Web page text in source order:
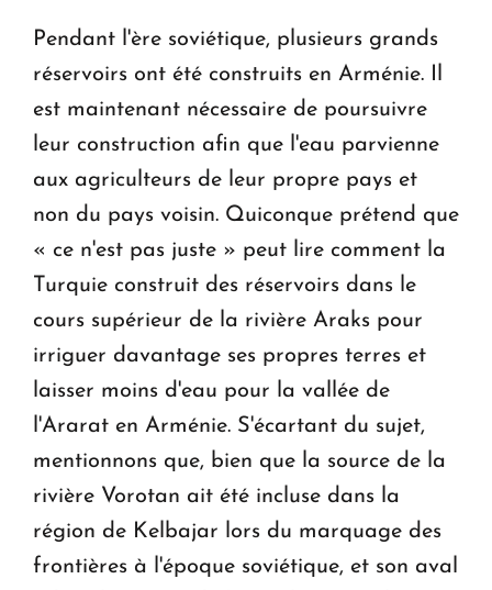
Pendant l'ère soviétique, plusieurs grands
réservoirs ont été construits en Arménie. Il
est maintenant nécessaire de poursuivre
leur construction afin que l'eau parvienne
aux agriculteurs de leur propre pays et
non du pays voisin. Quiconque prétend que
« ce n'est pas juste » peut lire comment la
Turquie construit des réservoirs dans le
cours supérieur de la rivière Araks pour
irriguer davantage ses propres terres et
laisser moins d'eau pour la vallée de
l'Ararat en Arménie. S'écartant du sujet,
mentionnons que, bien que la source de la
rivière Vorotan ait été incluse dans la
région de Kelbajar lors du marquage des
frontières à l'époque soviétique, et son aval